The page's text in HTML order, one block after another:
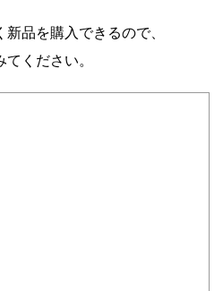
品を購入できるので、
ください。